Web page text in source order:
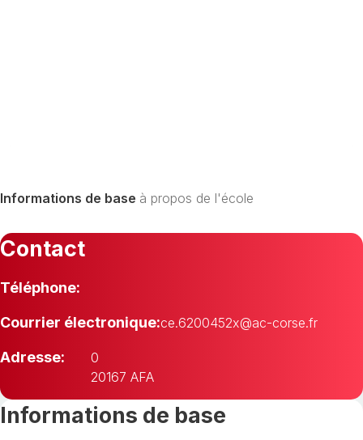
Informations de base à propos de l'école
Contact
Téléphone:
Courrier électronique:ce.6200452x@ac-corse.fr
Adresse:
0
20167 AFA
Informations de base